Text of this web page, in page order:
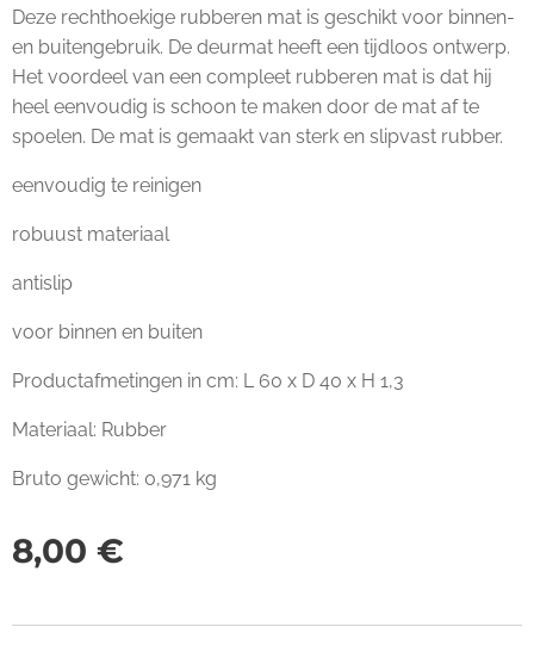
Deze rechthoekige rubberen mat is geschikt voor binnen-
en buitengebruik. De deurmat heeft een tijdloos ontwerp.
Het voordeel van een compleet rubberen mat is dat hij
heel eenvoudig is schoon te maken door de mat af te
spoelen. De mat is gemaakt van sterk en slipvast rubber.
eenvoudig te reinigen
robuust materiaal
antislip
voor binnen en buiten
Productafmetingen in cm: L 60 x D 40 x H 1,3
Materiaal: Rubber
Bruto gewicht: 0,971 kg
8,00 €